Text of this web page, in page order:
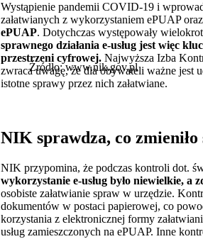
Źródło: www.nik.gov.pl
Wystąpienie pandemii COVID-19 i
załatwianych z wykorzystaniem ePUAP
ePUAP. Dotychczas występowały
sprawnego działania e-usług jest więc
przestrzeni cyfrowej. Najwyższa Izba
zwraca uwagę, że dla obywateli ważne jest
istotne sprawy przez nich załatwiane.
NIK sprawdza, co zmieniło
NIK przypomina, że podczas kontroli dot.
wykorzystanie e-usług było niewielkie, a
osobiste załatwianie spraw w urzędzie.
dokumentów w postaci papierowej, co
korzystania z elektronicznej formy
usług zamieszczonych na ePUAP. Inne